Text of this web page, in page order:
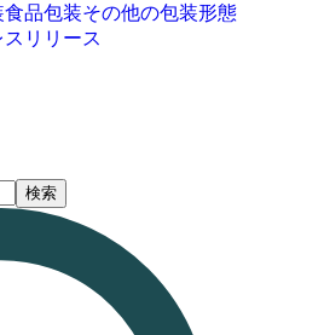
食品包装その他の包装形態
スリリース
検索